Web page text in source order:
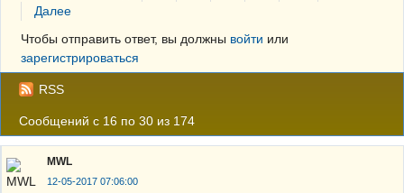
Далее
Чтобы отправить ответ, вы должны войти или
зарегистрироваться
RSS
Сообщений с 16 по 30 из 174
MWL
12-05-2017 07:06:00